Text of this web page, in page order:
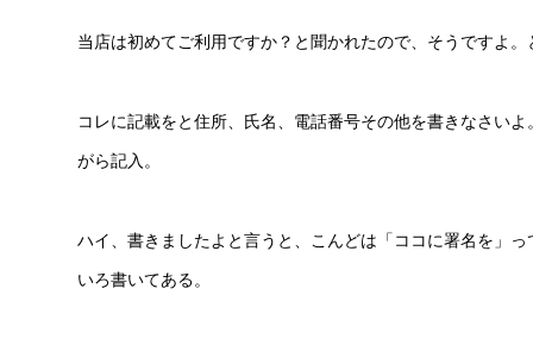
当店は初めてご利用ですか？と聞かれたので、そうですよ。
コレに記載をと住所、氏名、電話番号その他を書きなさい
がら記入。
ハイ、書きましたよと言うと、こんどは「ココに署名を」
いろ書いてある。